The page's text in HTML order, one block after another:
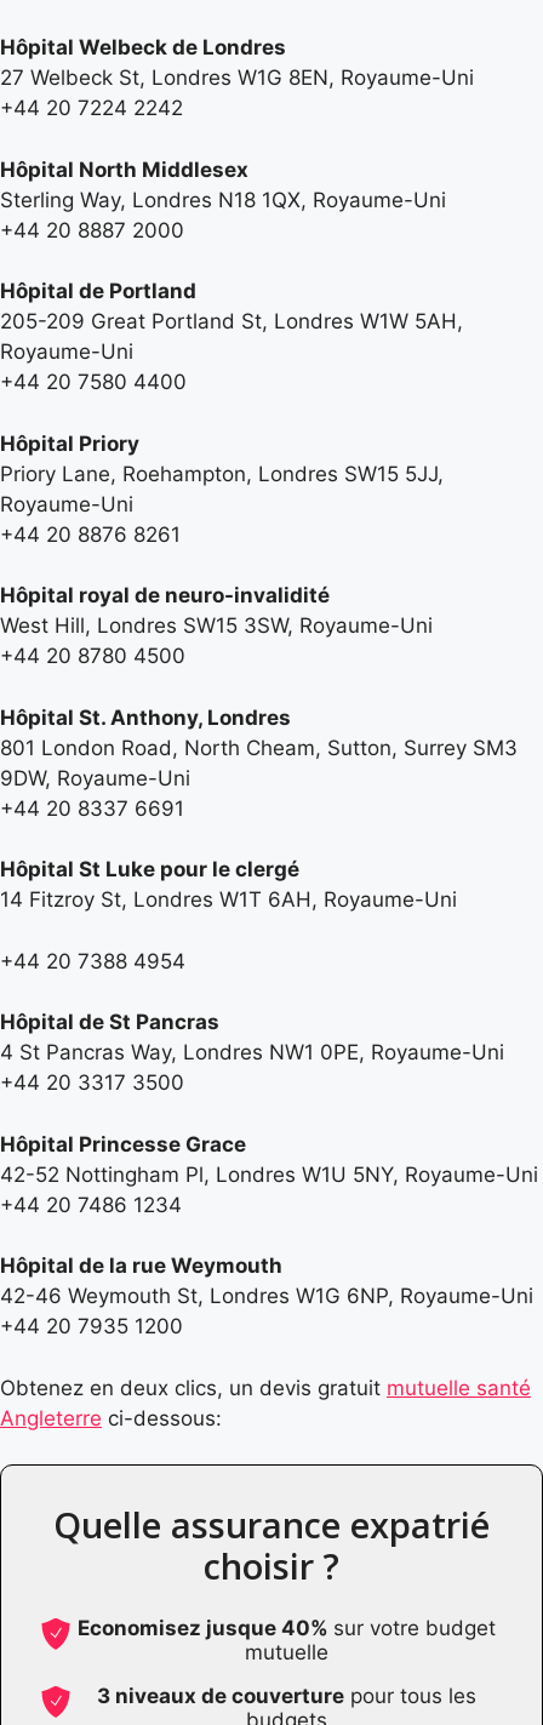
Hôpital Welbeck de Londres
27 Welbeck St, Londres W1G 8EN, Royaume-Uni
+44 20 7224 2242
Hôpital North Middlesex
Sterling Way, Londres N18 1QX, Royaume-Uni
+44 20 8887 2000
Hôpital de Portland
205-209 Great Portland St, Londres W1W 5AH,
Royaume-Uni
+44 20 7580 4400
Hôpital Priory
Priory Lane, Roehampton, Londres SW15 5JJ,
Royaume-Uni
+44 20 8876 8261
Hôpital royal de neuro-invalidité
West Hill, Londres SW15 3SW, Royaume-Uni
+44 20 8780 4500
Hôpital St. Anthony, Londres
801 London Road, North Cheam, Sutton, Surrey SM3
9DW, Royaume-Uni
+44 20 8337 6691
Hôpital St Luke pour le clergé
14 Fitzroy St, Londres W1T 6AH, Royaume-Uni
+44 20 7388 4954
Hôpital de St Pancras
4 St Pancras Way, Londres NW1 0PE, Royaume-Uni
+44 20 3317 3500
Hôpital Princesse Grace
42-52 Nottingham Pl, Londres W1U 5NY, Royaume-Uni
+44 20 7486 1234
Hôpital de la rue Weymouth
42-46 Weymouth St, Londres W1G 6NP, Royaume-Uni
+44 20 7935 1200
Obtenez en deux clics, un devis gratuit mutuelle santé
Angleterre ci-dessous:
Quelle assurance expatrié
choisir ?
Economisez jusque 40% sur votre budget
mutuelle
3 niveaux de couverture pour tous les